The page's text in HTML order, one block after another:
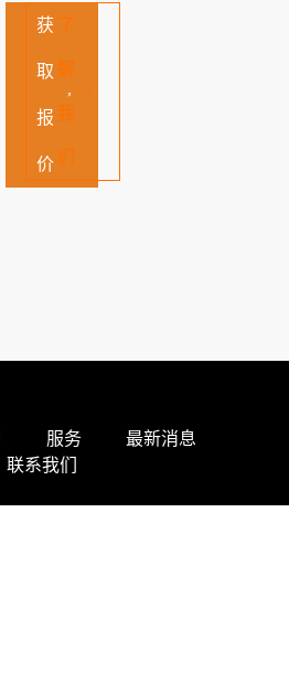
获
取
报
价
了
解
我
们
服务
最新消息
联系我们